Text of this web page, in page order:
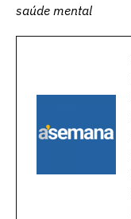
saúde mental